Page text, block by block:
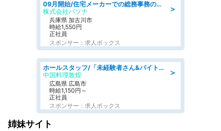
＞
09月開始/住宅メーカーでの総務事務のお仕事/駅近/車通勤可/一般事務/人事労務
株式会社パソナ
兵庫県 加古川市
時給1,550円
正社員
スポンサー：求人ボックス
＞
ホールスタッフ/「未経験者さん&バイトデビューも大歓迎」残業ほぼなし×1日3時間〜勤務OK!フォロー体制も充実/広島県/広島市南区
中国料理敦煌
広島県 広島市
時給1,150円～
正社員
スポンサー：求人ボックス
姉妹サイト